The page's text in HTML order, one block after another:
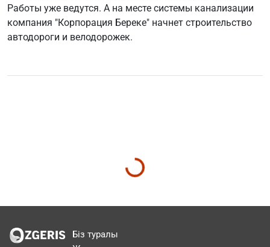
Работы уже ведутся. А на месте системы канализации
компания "Корпорация Береке" начнет строительство
автодороги и велодорожек.
Біз туралы